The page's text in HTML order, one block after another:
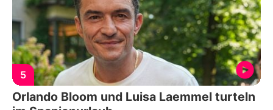
5
Orlando Bloom und Luisa Laemmel turteln